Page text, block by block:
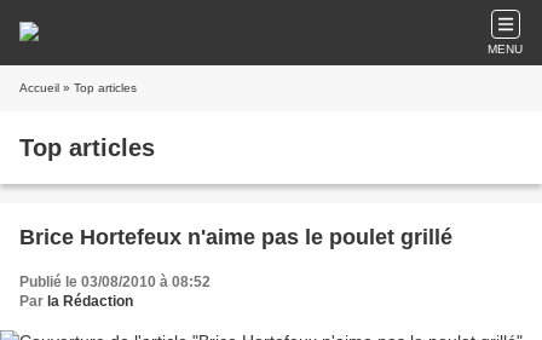
MENU
Accueil » Top articles
Top articles
Brice Hortefeux n'aime pas le poulet grillé
Publié le 03/08/2010 à 08:52
Par la Rédaction